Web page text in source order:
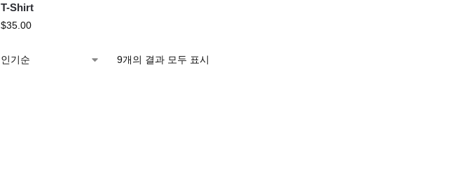
T-Shirt
$35.00
9개의 결과 모두 표시